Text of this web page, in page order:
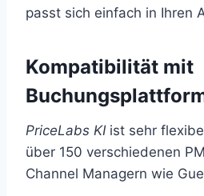
passt sich einfach in Ihren
Kompatibilität mit
PriceLabs KIist sehr
über 150 verschiedenen
Channel Managern wie